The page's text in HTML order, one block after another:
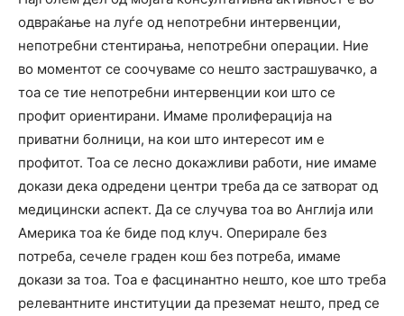
одвраќање на луѓе од непотребни интервенции,
непотребни стентирања, непотребни операции. Ние
во моментот се соочуваме со нешто застрашувачко, а
тоа се тие непотребни интервенции кои што се
профит ориентирани. Имаме пролиферација на
приватни болници, на кои што интересот им е
профитот. Тоа се лесно докажливи работи, ние имаме
докази дека одредени центри треба да се затворат од
медицински аспект. Да се случува тоа во Англија или
Америка тоа ќе биде под клуч. Оперирале без
потреба, сечеле граден кош без потреба, имаме
докази за тоа. Тоа е фасцинантно нешто, кое што треба
релевантните институции да преземат нешто, пред се